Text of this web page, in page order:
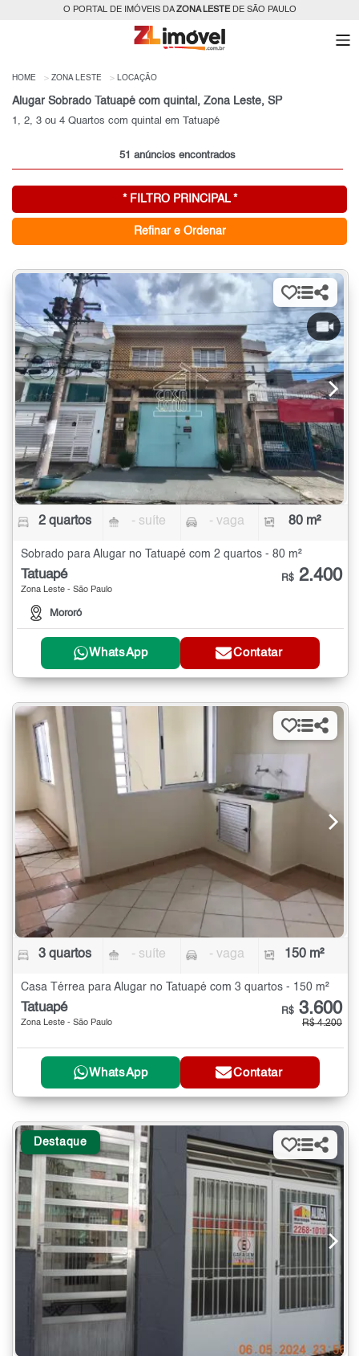
O PORTAL DE IMÓVEIS DAZONA LESTEDE SÃO PAULO
HOME ZONA LESTE LOCAÇÃO
Alugar Sobrado Tatuapé com quintal, Zona Leste, SP
1, 2, 3 ou 4 Quartos com quintal em Tatuapé
51 anúncios encontrados
* FILTRO PRINCIPAL *
Refinar e Ordenar
2 quartos - suíte - vaga 80 m²
Sobrado para Alugar no Tatuapé com 2 quartos - 80 m²
Tatuapé
Zona Leste - São Paulo
Mororó
R$ 2.400
WhatsApp Contatar
3 quartos - suíte - vaga 150 m²
Casa Térrea para Alugar no Tatuapé com 3 quartos - 150 m²
Tatuapé
Zona Leste - São Paulo
R$ 3.600
R$ 4.200
WhatsApp Contatar
Destaque